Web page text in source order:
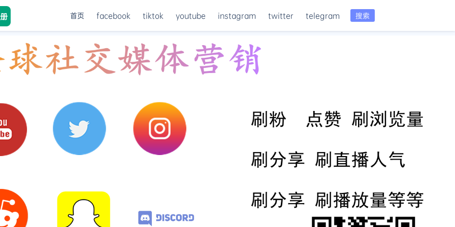
搜索
首页 facebook tiktok youtube instagram twitter telegram